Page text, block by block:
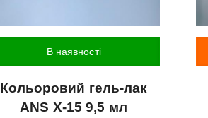
В наявності
Кольоровий гель-лак
ANS X-15 9,5 мл